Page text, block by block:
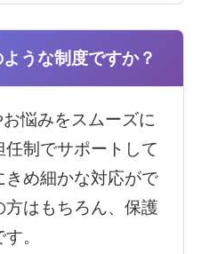
うな制度ですか？
悩みをスムーズに
制でサポートして
め細かな対応がで
方はもちろん、保護
。